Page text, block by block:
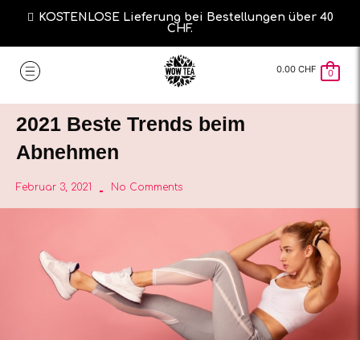
KOSTENLOSE Lieferung bei Bestellungen über 40
CHF.
0.00 CHF 0
2021 Beste Trends beim
Abnehmen
Februar 3, 2021 No Comments